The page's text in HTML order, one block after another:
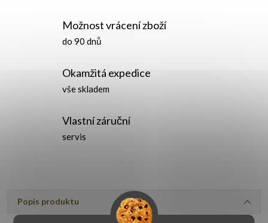
Možnost vrácení zboží
do 90 dnů
Okamžitá expedice
vše skladem
Vlastní záruční
servis
Popis produktu